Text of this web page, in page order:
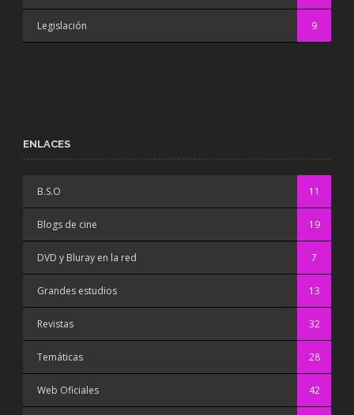
Legislación 9
ENLACES
B.S.O 11
Blogs de cine 19
DVD y Bluray en la red 7
Grandes estudios 13
Revistas 32
Temáticas 28
Web Oficiales 42